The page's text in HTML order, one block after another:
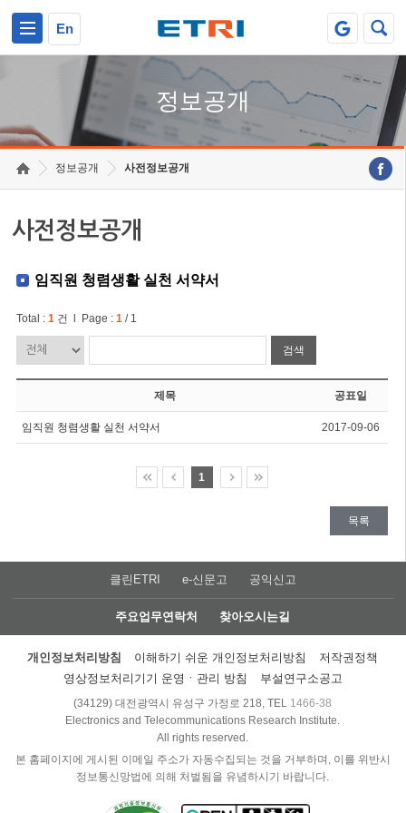
En
정보공개
정보공개 사전정보공개
사전정보공개
임직원 청렴생활 실천 서약서
Total : 1건 l Page : 1/ 1
검색
제목 공표일
임직원 청렴생활 실천 서약서 2017-09-06
1
목록
클린ETRI e-신문고 공익신고
주요업무연락처 찾아오시는길
개인정보처리방침 이해하기 쉬운 개인정보처리방침
저작권정책
영상정보처리기기 운영ㆍ관리 방침
부설연구소공고
(34129) 대전광역시 유성구 가정로 218, TEL 1466-38
Electronics and Telecommunications Research Institute.
All rights reserved.
본 홈페이지에 게시된 이메일 주소가 자동수집되는 것을 거부하며, 이를 위반시
정보통신망법에 의해 처벌됨을 유념하시기 바랍니다.